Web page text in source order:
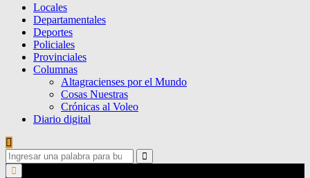
Locales
Departamentales
Deportes
Policiales
Provinciales
Columnas
Altagracienses por el Mundo
Cosas Nuestras
Crónicas al Voleo
Diario digital
Search
for:
Search
Primary